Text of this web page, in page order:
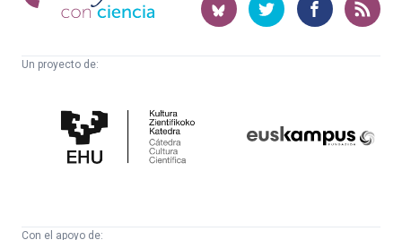
ciencia
Un proyecto de:
Cultura
Científica
Con el apoyo de: